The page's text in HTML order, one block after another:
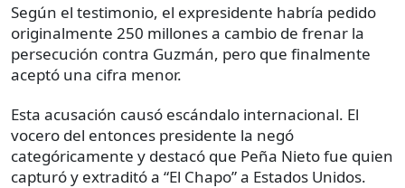
Según el testimonio, el expresidente habría pedido
originalmente 250 millones a cambio de frenar la
persecución contra Guzmán, pero que finalmente
aceptó una cifra menor.
Esta acusación causó escándalo internacional. El
vocero del entonces presidente la negó
categóricamente y destacó que Peña Nieto fue quien
capturó y extraditó a “El Chapo” a Estados Unidos.